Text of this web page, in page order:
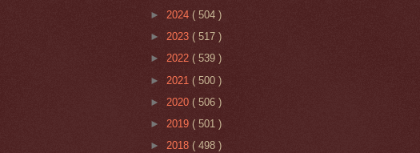
► 2024 ( 504 )
► 2023 ( 517 )
► 2022 ( 539 )
► 2021 ( 500 )
► 2020 ( 506 )
► 2019 ( 501 )
► 2018 ( 498 )